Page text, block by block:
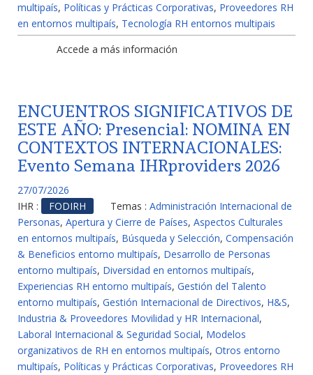
multipaís, Políticas y Prácticas Corporativas, Proveedores RH
en entornos multipaís, Tecnología RH entornos multipais
Accede a más información
ENCUENTROS SIGNIFICATIVOS DE
ESTE AÑO: Presencial: NOMINA EN
CONTEXTOS INTERNACIONALES:
Evento Semana IHRproviders 2026
27/07/2026
IHR :
FODIRH Temas : Administración Internacional de
Personas, Apertura y Cierre de Países, Aspectos Culturales
en entornos multipaís, Búsqueda y Selección, Compensación
& Beneficios entorno multipaís, Desarrollo de Personas
entorno multipaís, Diversidad en entornos multipaís,
Experiencias RH entorno multipaís, Gestión del Talento
entorno multipaís, Gestión Internacional de Directivos, H&S,
Industria & Proveedores Movilidad y HR Internacional,
Laboral Internacional & Seguridad Social, Modelos
organizativos de RH en entornos multipaís, Otros entorno
multipaís, Políticas y Prácticas Corporativas, Proveedores RH